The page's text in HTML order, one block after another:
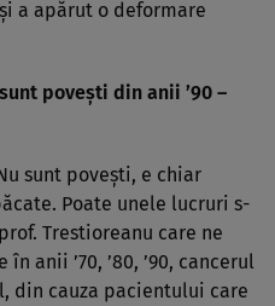
a apărut o deformare
poveşti din anii ’90 –
sunt poveşti, e chiar
Poate unele lucruri s-
Trestioreanu care ne
anii ’70, ’80, ’90, cancerul
din cauza pacientului care